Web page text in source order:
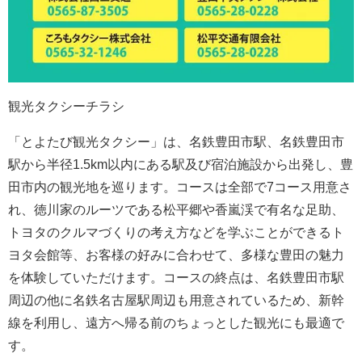
観光タクシーチラシ
「とよたび観光タクシー」は、名鉄豊田市駅、名鉄豊田市
駅から半径1.5km以内にある駅及び宿泊施設から出発し、豊
田市内の観光地を巡ります。コースは全部で7コース用意さ
れ、徳川家のルーツである松平郷や香嵐渓で有名な足助、
トヨタのクルマづくりの考え方などを学ぶことができるト
ヨタ会館等、お客様の好みに合わせて、多様な豊田の魅力
を体験していただけます。コースの終点は、名鉄豊田市駅
周辺の他に名鉄名古屋駅周辺も用意されているため、新幹
線を利用し、遠方へ帰る前のちょっとした観光にも最適で
す。